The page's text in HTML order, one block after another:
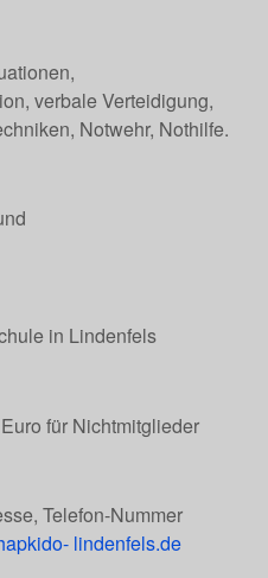
verbale Verteidigung,
Notwehr, Nothilfe.
in Lindenfels
für Nichtmitglieder
Telefon-Nummer
lindenfels.de